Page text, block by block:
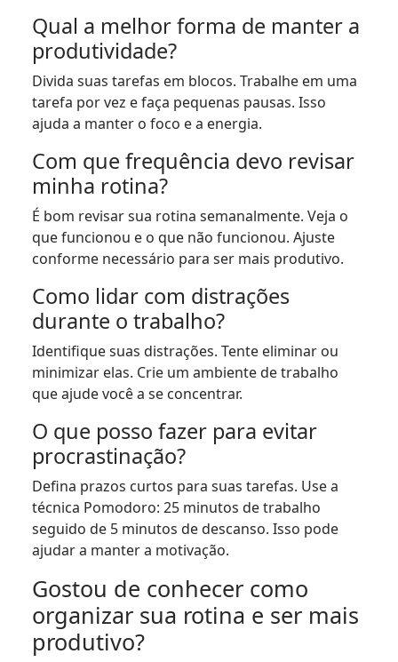
Qual a melhor forma de manter a
produtividade?
Divida suas tarefas em blocos. Trabalhe em uma
tarefa por vez e faça pequenas pausas. Isso
ajuda a manter o foco e a energia.
Com que frequência devo revisar
minha rotina?
É bom revisar sua rotina semanalmente. Veja o
que funcionou e o que não funcionou. Ajuste
conforme necessário para ser mais produtivo.
Como lidar com distrações
durante o trabalho?
Identifique suas distrações. Tente eliminar ou
minimizar elas. Crie um ambiente de trabalho
que ajude você a se concentrar.
O que posso fazer para evitar
procrastinação?
Defina prazos curtos para suas tarefas. Use a
técnica Pomodoro: 25 minutos de trabalho
seguido de 5 minutos de descanso. Isso pode
ajudar a manter a motivação.
Gostou de conhecer como
organizar sua rotina e ser mais
produtivo?